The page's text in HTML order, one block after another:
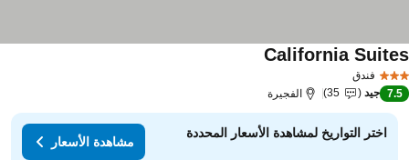
فندق
California
7.5 جيد 35 الفجيرة
اختر التواريخ لمشاهدة الأسعار المحددة
مشاهدة الأسعار